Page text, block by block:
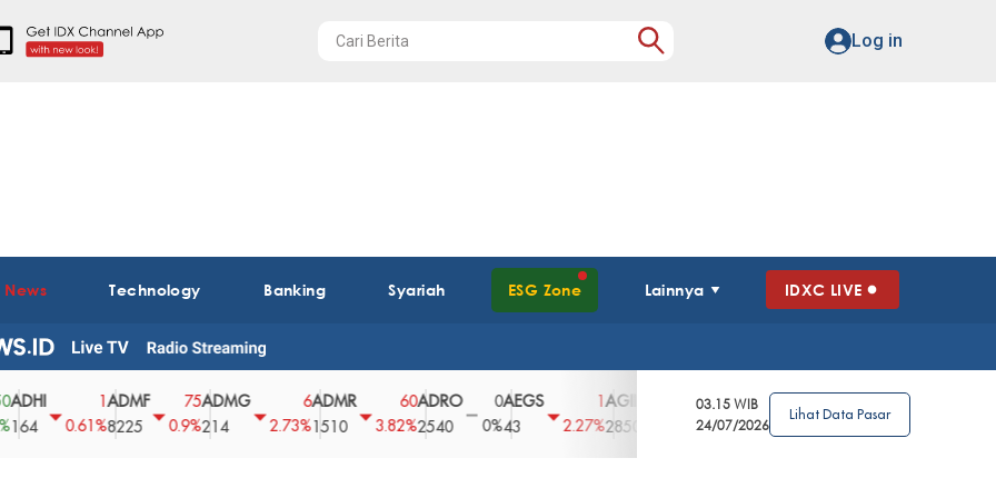
Log in
Technology Banking Syariah ESG Zone Lainnya IDXC LIVE
0.61%
ADMF
8225
75
0.9%
ADMG
214
2.73%
ADMR
1510
3.82%
ADRO
2540
0
0%
AEGS
2.27%2850
3.39%
AGRO
4
2.63%
AGRS
0%
03.15 WIB
24/07/2026
Lihat Data Pasar